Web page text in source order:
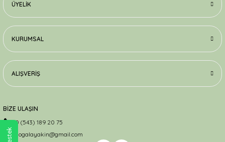
ÜYELIK
KURUMSAL
ALIŞVERIŞ
BİZE ULAŞIN
0 (543) 189 20 75
dogalayakin@gmail.com